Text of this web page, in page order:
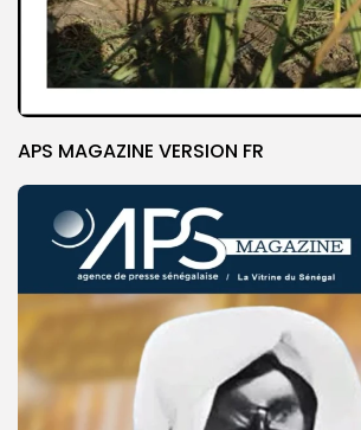
APS MAGAZINE VERSION FR